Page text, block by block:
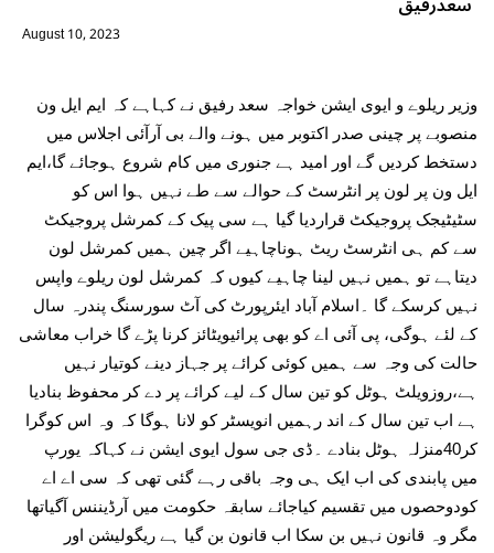
August 10, 2023
وزیر ریلوے و ایوی ایشن خواجہ سعد رفیق نے کہاہے کہ ایم ایل ون
منصوبے پر چینی صدر اکتوبر میں ہونے والے بی آرآئی اجلاس میں
دستخط کردیں گے اور امید ہے جنوری میں کام شروع ہوجائے گا،ایم
ایل ون پر لون پر انٹرسٹ کے حوالے سے طے نہیں ہوا اس کو
سٹیٹیجک پروجیکٹ قراردیا گیا ہے سی پیک کے کمرشل پروجیکٹ
سے کم ہی انٹرسٹ ریٹ ہوناچاہیے اگر چین ہمیں کمرشل لون
دیتاہے تو ہمیں نہیں لینا چاہیے کیوں کہ کمرشل لون ریلوے واپس
نہیں کرسکے گا ۔اسلام آباد ایئرپورٹ کی آٹ سورسنگ پندرہ سال
کے لئے ہوگی، پی آئی اے کو بھی پرائیویٹائز کرنا پڑے گا خراب معاشی
حالت کی وجہ سے ہمیں کوئی کرائے پر جہاز دینے کوتیار نہیں
ہے،روزویلٹ ہوٹل کو تین سال کے لیے کرائے پر دے کر محفوظ بنادیا
ہے اب تین سال کے اند رہمیں انویسٹر کو لانا ہوگا کہ وہ اس کوگرا
کر40منزلہ ہوٹل بنادے ۔ڈی جی سول ایوی ایشن نے کہاکہ یورپ
میں پابندی کی اب ایک ہی وجہ باقی رہے گئی تھی کہ سی اے اے
کودوحصوں میں تقسیم کیاجائے سابقہ حکومت میں آرڈیننس آگیاتھا
مگر وہ قانون نہیں بن سکا اب قانون بن گیا ہے ریگولیشن اور